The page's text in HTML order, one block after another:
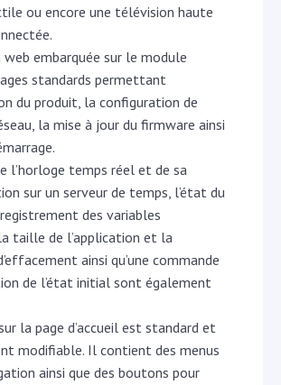
ou encore une télévision haute
web embarquée sur le module
standards permettant
du produit, la configuration de
la mise à jour du firmware ainsi
l’horloge temps réel et de sa
sur un serveur de temps, l’état du
des variables
taille de l’application et la
ainsi qu’une commande
de l’état initial sont également
la page d’accueil est standard et
modifiable. Il contient des menus
ainsi que des boutons pour